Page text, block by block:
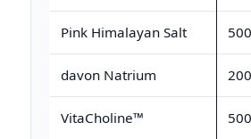
Pink Himalayan Salt
davon Natrium
VitaCholine™